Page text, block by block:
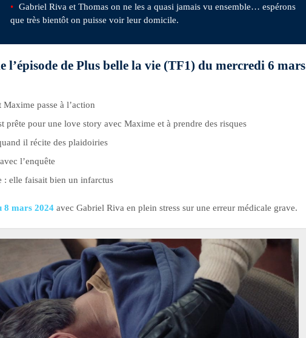
Gabriel Riva et Thomas on ne les a quasi jamais vu ensemble… espérons
que très bientôt on puisse voir leur domicile.
l’épisode de Plus belle la vie (TF1) du mercredi 6 mars
passe à l’action
prête pour une love story avec Maxime et à prendre des risques
il récite des plaidoiries
l’enquête
: elle faisait bien un infarctus
8 mars 2024 avec Gabriel Riva en plein stress sur une erreur médicale grave.